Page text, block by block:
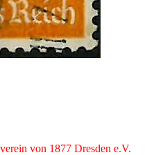
von 1877 Dresden e.V.